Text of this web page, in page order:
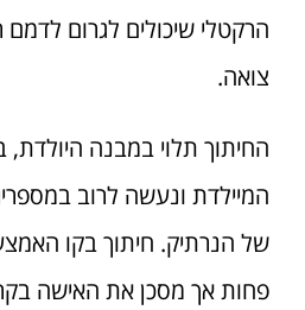
הרקטלי שיכולים לגרום
צואה.
החיתוך תלוי במבנה היולדת,
המיילדת ונעשה לרוב
של הנרתיק. חיתוך בקו
פחות אך מסכן את האישה